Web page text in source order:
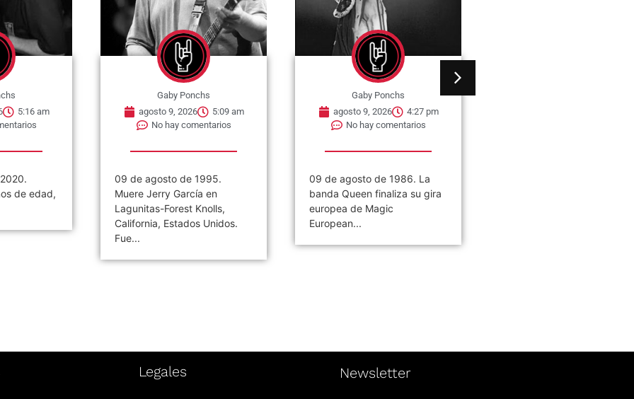
5:16 am
de edad,
Gaby Ponchs
agosto 9, 2026
5:09 am
No hay comentarios
09 de agosto de 1995.
Muere Jerry García en
Lagunitas-Forest Knolls,
California, Estados Unidos.
Fue...
Gaby Ponchs
agosto 9, 2026
4:27 pm
No hay comentarios
09 de agosto de 1986. La
banda Queen finaliza su gira
europea de Magic
European...
Legales Newsletter